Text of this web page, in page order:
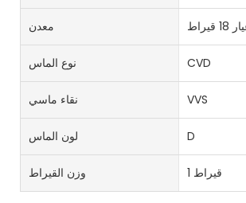
معدن
نوع الماس CVD
نقاء ماسي VVS
لون الماس D
وزن القيراط 1 قيراط